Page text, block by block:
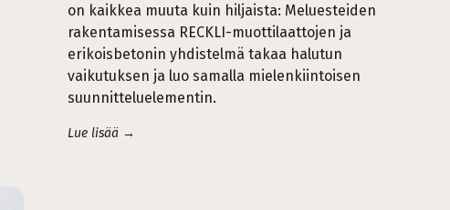
on kaikkea muuta kuin hiljaista: Meluesteiden
rakentamisessa RECKLI-muottilaattojen ja
erikoisbetonin yhdistelmä takaa halutun
vaikutuksen ja luo samalla mielenkiintoisen
suunnitteluelementin.
Lue lisää →